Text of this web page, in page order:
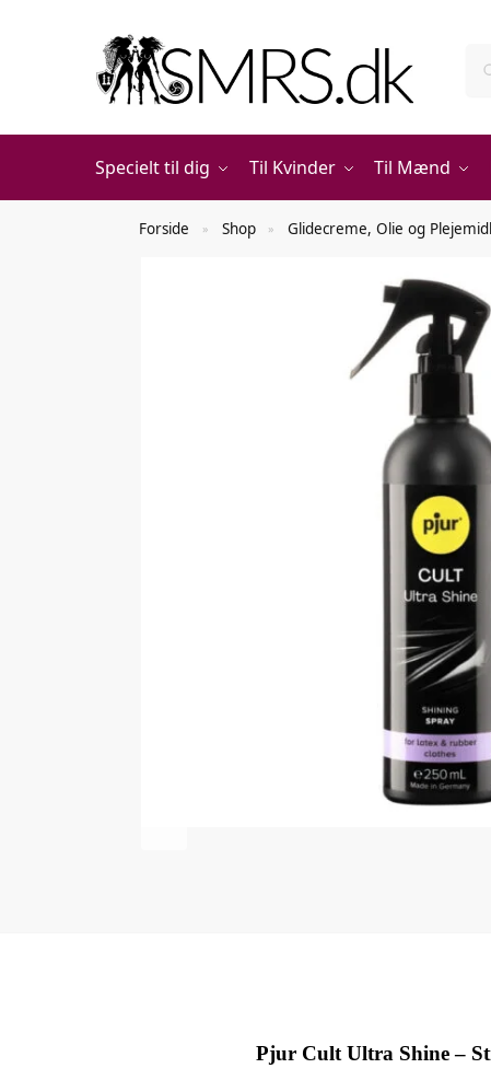
Specielt til dig Til Kvinder Til Mænd
Forside » Shop » Glidecreme, Olie og
Pjur Cult Ultra Shine –